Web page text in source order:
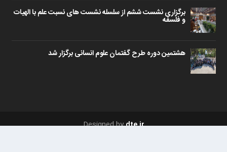
برگزاری نشست ششم از سلسله نشست های نسبت علم با الهیات
و فلسفه
هشتمین دوره طرح گفتمان علوم انسانی برگزار شد
Designed bydte.ir